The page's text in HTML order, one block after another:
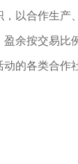
以合作生产
余按交易比
动的各类合作